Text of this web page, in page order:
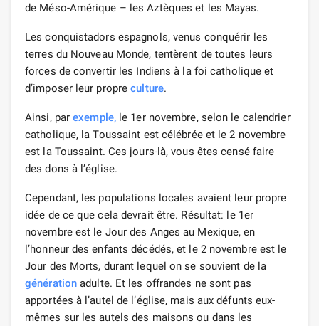
de Méso-Amérique – les Aztèques et les Mayas.
Les conquistadors espagnols, venus conquérir les
terres du Nouveau Monde, tentèrent de toutes leurs
forces de convertir les Indiens à la foi catholique et
d’imposer leur propreculture.
Ainsi, parexemple,le 1er novembre, selon le calendrier
catholique, la Toussaint est célébrée et le 2 novembre
est la Toussaint. Ces jours-là, vous êtes censé faire
des dons à l’église.
Cependant, les populations locales avaient leur propre
idée de ce que cela devrait être. Résultat: le 1er
novembre est le Jour des Anges au Mexique, en
l’honneur des enfants décédés, et le 2 novembre est le
Jour des Morts, durant lequel on se souvient de la
génération adulte. Et les offrandes ne sont pas
apportées à l’autel de l’église, mais aux défunts eux-
mêmes sur les autels des maisons ou dans les